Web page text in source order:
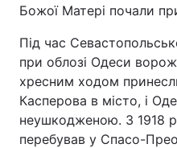
Божої Матері почали
Під час
при облозі Одеси
хресним ходом
Касперова в місто, і
неушкодженою. З 1918
перебував у Спасо-